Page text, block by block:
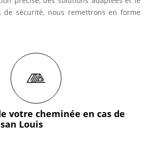
de sécurité, nous remettrons en forme
votre cheminée en cas de
Louis